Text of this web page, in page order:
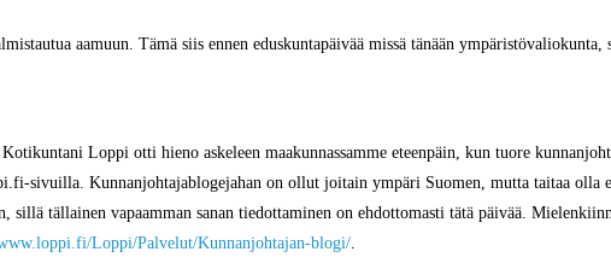
aamuun. Tämä siis ennen eduskuntapäivää missä tänään
Loppi otti hieno askeleen maakunnassamme eteenpäin, kun tuore
sivuilla. Kunnanjohtajablogejahan on ollut joitain ympäri Suomen, mutta taitaa olla
sillä tällainen vapaamman sanan tiedottaminen on ehdottomasti tätä päivää.
Loppi/Palvelut/Kunnanjohtajan-blogi/.